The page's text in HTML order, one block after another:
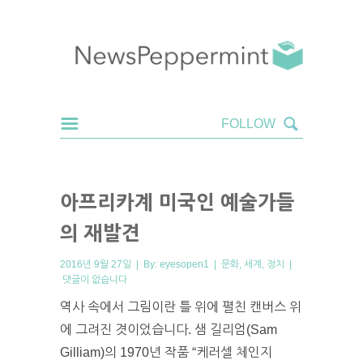
아프리카계 미국인 예술가들
의 재발견
2016년 9월 27일 | By: eyesopen1 | 문화 세계 정치
|
댓글이 없습니다
역사 속에서 그림이란 틀 위에 펼친 캔버스 위
에 그려진 겻이었습니다. 샘 길리엄(Sam
Gilliam)의 1970년 작품 “케러셀 체인지